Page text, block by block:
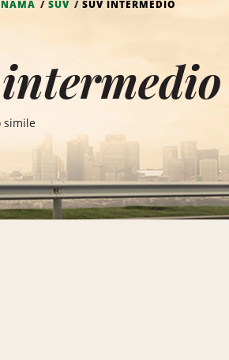
SUV SUV INTERMEDIO
simile